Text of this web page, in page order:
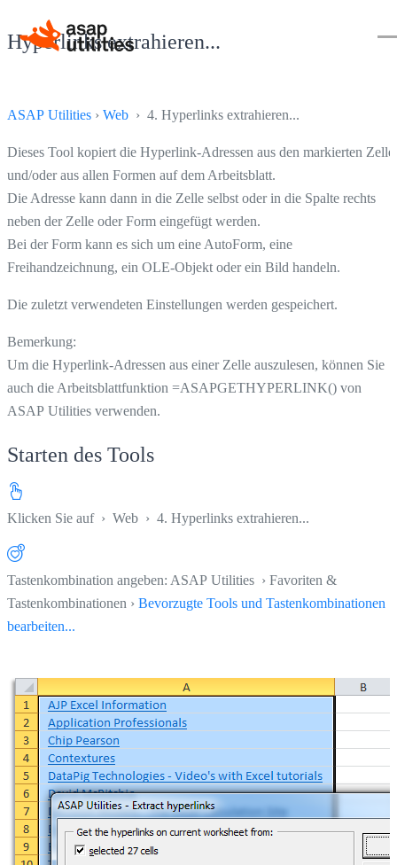
Hyperlinks extrahieren...
ASAP Utilities › Web › 4. Hyperlinks extrahieren...
Dieses Tool kopiert die Hyperlink-Adressen aus den markierten
und/oder aus allen Formen auf dem Arbeitsblatt.
Die Adresse kann dann in die Zelle selbst oder in die Spalte rechts
neben der Zelle oder Form eingefügt werden.
Bei der Form kann es sich um eine AutoForm, eine
Freihandzeichnung, ein OLE-Objekt oder ein Bild handeln.
Die zuletzt verwendeten Einstellungen werden gespeichert.
Bemerkung:
Um die Hyperlink-Adressen aus einer Zelle auszulesen, können Sie
auch die Arbeitsblattfunktion =ASAPGETHYPERLINK() von
ASAP Utilities verwenden.
Starten des Tools
Klicken Sie auf › Web › 4. Hyperlinks extrahieren...
Tastenkombination angeben: ASAP Utilities › Favoriten &
Tastenkombinationen › Bevorzugte Tools und Tastenkombinationen
bearbeiten...